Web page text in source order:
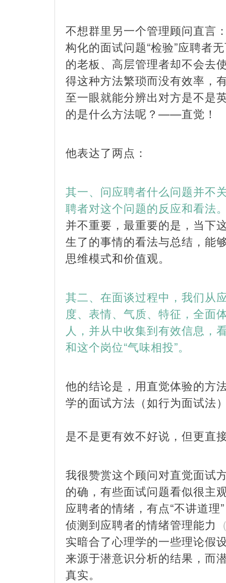
不想群里另一个管理顾问直言
构化的面试问题“检验”应聘者
的老板、高层管理者却不会去
得这种方法繁琐而没有效率，
至一眼就能分辨出对方是不是
的是什么方法呢？——直觉！
他表达了两点：
其一、问应聘者什么问题并不
聘者对这个问题的反应和看法
并不重要，最重要的是，当下
生了的事情的看法与总结，能
思维模式和价值观。
其二、在面谈过程中，我们从
度、表情、气质、特征，全面
人，并从中收集到有效信息，
和这个岗位“气味相投”。
他的结论是，用直觉体验的方
学的面试方法（如行为面试法
是不是更有效不好说，但更直
我很赞赏这个顾问对直觉面试
的确，有些面试问题看似很主
应聘者的情绪，有点“不讲道理
侦测到应聘者的情绪管理能力
实暗合了心理学的一些理论假
来源于潜意识分析的结果，而
真实。